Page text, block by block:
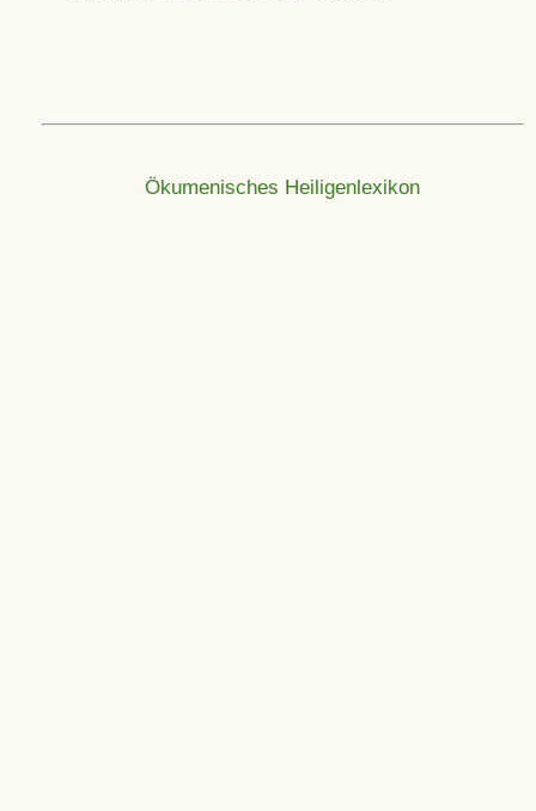
Ökumenisches Heiligenlexikon